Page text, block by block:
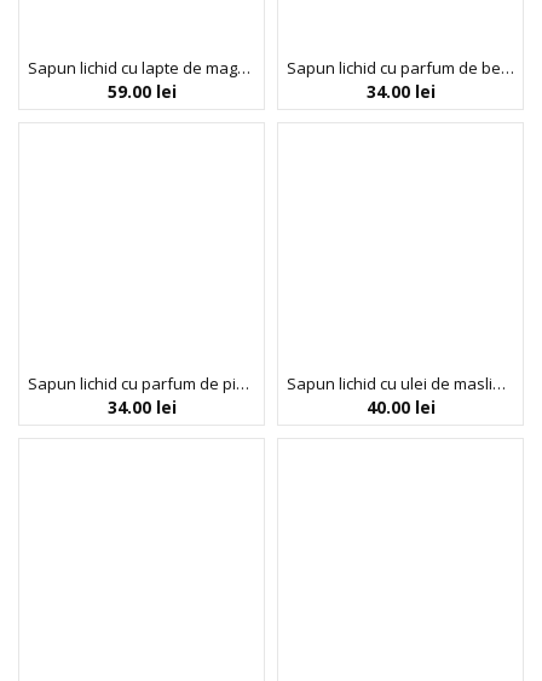
Sapun lichid cu lapte de magarita organic, Delicato d’Asina, La Dispensa, 300 ml
59.00 lei
Sapun lichid cu parfum de bergomata & pomelo, Boutique, 500 ml
34.00 lei
Sapun lichid cu parfum de piper roz & ienupar, Boutique, 500 ml
34.00 lei
Sapun lichid cu ulei de masline organic, Florinda, La Dispensa, 500 ml
40.00 lei